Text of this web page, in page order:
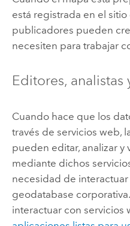
está registrada en el sitio
publicadores pueden
necesiten para trabajar
Editores, analistas
Cuando hace que los
través de servicios web,
pueden editar, analizar y
mediante dichos
necesidad de
geodatabase
interactuar con servicios